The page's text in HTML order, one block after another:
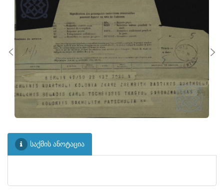
ᲤᲐᲘᲚᲘ 22
ᲤᲐᲘᲚᲘ 23
ᲤᲐᲘᲚᲘ 24
ᲤᲐᲘᲚᲘ 25
ᲤᲐᲘᲚᲘ 26
ᲤᲐᲘᲚᲘ 27
საქმის ანოტაცია